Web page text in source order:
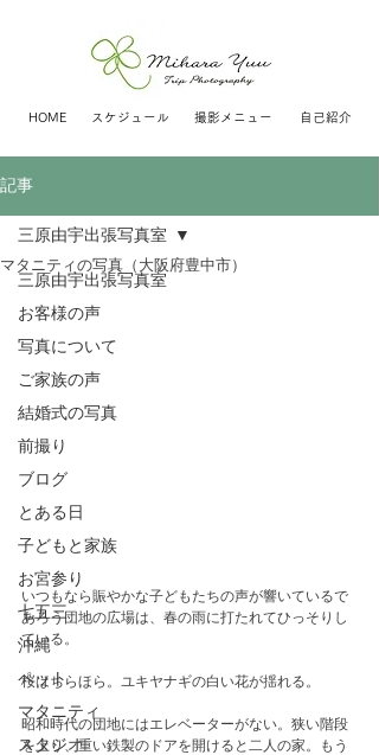
HOME スケジュール 撮影メニュー 自己紹介
記事
三原由宇出張写真室
お客様の声
写真について
ご家族の声
結婚式の写真
前撮り
ブログ
とある日
子どもと家族
お宮参り
七五三
沖縄
ペット
マタニティ
スタジオ
三原由宇出張写真室
マタニティの写真（大阪府豊中市）
いつもなら賑やかな子どもたちの声が響いているで
あろう団地の広場は、春の雨に打たれてひっそりし
ている。
桜はちらほら。ユキヤナギの白い花が揺れる。
昭和時代の団地にはエレベーターがない。狭い階段
を上り、重い鉄製のドアを開けると二人の家。もう